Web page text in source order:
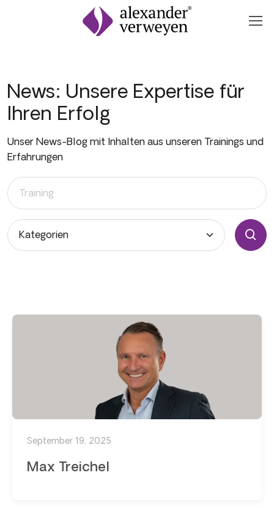
Zum Inhalt springen
News: Unsere Expertise für
Ihren Erfolg
Unser News-Blog mit Inhalten aus unseren Trainings und
Erfahrungen
September 19, 2025
Max Treichel